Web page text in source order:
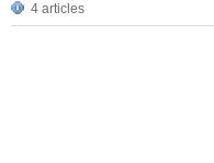
4 articles